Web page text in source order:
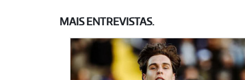
MAIS ENTREVISTAS.